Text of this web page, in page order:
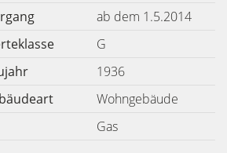
ab dem 1.5.2014
G
1936
Wohngebäude
Gas